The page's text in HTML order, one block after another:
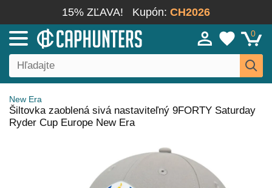
15% ZĽAVA! Kupón: CH2026
0
New Era
Šiltovka zaoblená sivá nastaviteľný 9FORTY Saturday
Ryder Cup Europe New Era